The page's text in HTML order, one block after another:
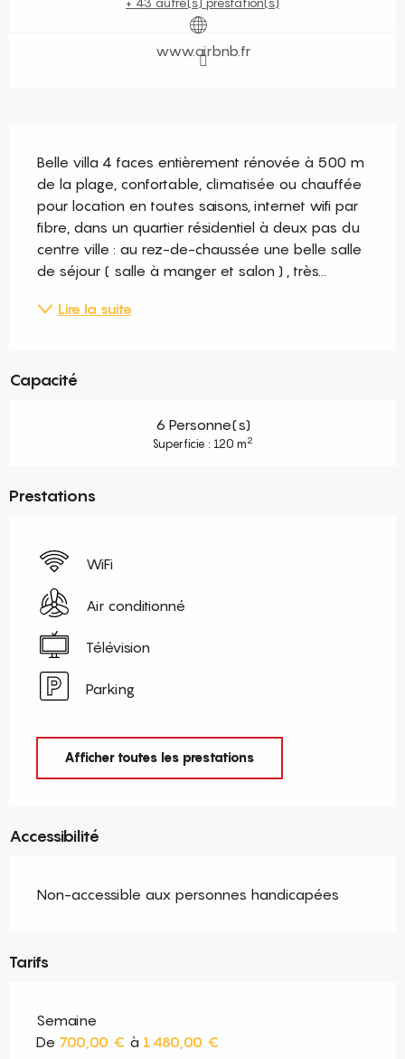
www.airbnb.fr
Belle villa 4 faces entièrement rénovée à 500 m
de la plage, confortable, climatisée ou chauffée
pour location en toutes saisons, internet wifi par
fibre, dans un quartier résidentiel à deux pas du
centre ville : au rez-de-chaussée une belle salle
de séjour ( salle à manger et salon ) , très...
Lire la suite
Capacité
6 Personne(s)
Superficie : 120 m2
Prestations
WiFi
Air conditionné
Télévision
Parking
Afficher toutes les prestations
Accessibilité
Non-accessible aux personnes handicapées
Tarifs
Semaine
De 700,00 € à 1 480,00 €